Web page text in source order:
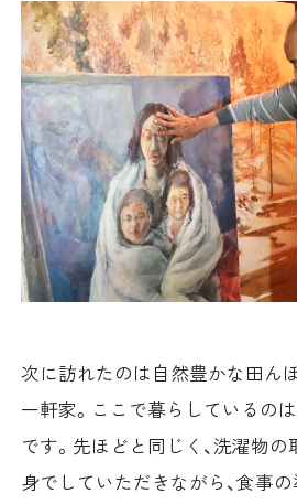
次に訪れたのは自然豊かな田ん
一軒家。ここで暮らしているの
です。先ほどと同じく、洗濯物の
身でしていただきながら、食事